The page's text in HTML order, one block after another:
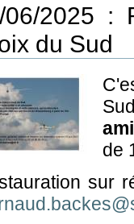
06/2025 :
du Sud
de
sur